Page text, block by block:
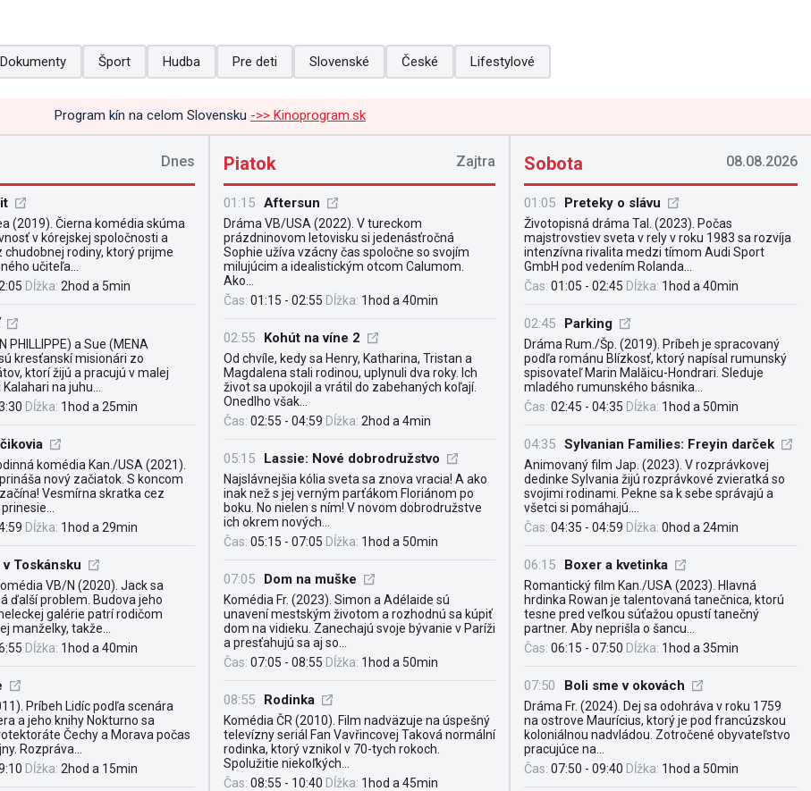
Dokumenty Šport Hudba Pre deti Slovenské České Lifestylové
Program kín na celom Slovensku ->> Kinoprogram.sk
Dnes
(2019). Čierna komédia skúma
v kórejskej spoločnosti a
chudobnej rodiny, ktorý prijme
učiteľa...
Dĺžka: 2hod a 5min
PHILLIPPE) a Sue (MENA
kresťanskí misionári zo
ktorí žijú a pracujú v malej
na juhu...
Dĺžka: 1hod a 25min
komédia Kan./USA (2021).
nový začiatok. S koncom
Vesmírna skratka cez
Dĺžka: 1hod a 29min
v Toskánsku
VB/N (2020). Jack sa
ďalší problem. Budova jeho
galérie patrí rodičom
manželky, takže...
Dĺžka: 1hod a 40min
Príbeh Lidíc podľa scenára
a jeho knihy Nokturno sa
Čechy a Morava počas
Rozpráva...
Dĺžka: 2hod a 15min
Piatok Zajtra
01:15 Aftersun
Dráma VB/USA (2022). V tureckom
prázdninovom letovisku si jedenásťročná
Sophie užíva vzácny čas spoločne so svojím
milujúcim a idealistickým otcom Calumom.
Ako...
Čas: 01:15 - 02:55 Dĺžka: 1hod a 40min
02:55 Kohút na víne 2
Od chvíle, kedy sa Henry, Katharina, Tristan a
Magdalena stali rodinou, uplynuli dva roky. Ich
život sa upokojil a vrátil do zabehaných koľají.
Onedlho však...
Čas: 02:55 - 04:59 Dĺžka: 2hod a 4min
05:15 Lassie: Nové dobrodružstvo
Najslávnejšia kólia sveta sa znova vracia! A ako
inak než s jej verným parťákom Floriánom po
boku. No nielen s ním! V novom dobrodružstve
ich okrem nových...
Čas: 05:15 - 07:05 Dĺžka: 1hod a 50min
07:05 Dom na muške
Komédia Fr. (2023). Simon a Adélaide sú
unavení mestským životom a rozhodnú sa kúpiť
dom na vidieku. Zanechajú svoje bývanie v Paríži
a presťahujú sa aj so...
Čas: 07:05 - 08:55 Dĺžka: 1hod a 50min
08:55 Rodinka
Komédia ČR (2010). Film nadväzuje na úspešný
televízny seriál Fan Vavřincovej Taková normální
rodinka, ktorý vznikol v 70-tych rokoch.
Spolužitie niekoľkých...
Čas: 08:55 - 10:40 Dĺžka: 1hod a 45min
Sobota 08.08.2026
01:05 Preteky o slávu
Životopisná dráma Tal. (2023). Počas
majstrovstiev sveta v rely v roku 1983 sa rozvíja
intenzívna rivalita medzi tímom Audi Sport
GmbH pod vedením Rolanda...
Čas: 01:05 - 02:45 Dĺžka: 1hod a 40min
02:45 Parking
Dráma Rum./Šp. (2019). Príbeh je spracovaný
podľa románu Blízkosť, ktorý napísal rumunský
spisovateľ Marin Malăicu-Hondrari. Sleduje
mladého rumunského básnika...
Čas: 02:45 - 04:35 Dĺžka: 1hod a 50min
04:35 Sylvanian Families: Freyin darček
Animovaný film Jap. (2023). V rozprávkovej
dedinke Sylvania žijú rozprávkové zvieratká so
svojimi rodinami. Pekne sa k sebe správajú a
všetci si pomáhajú....
Čas: 04:35 - 04:59 Dĺžka: 0hod a 24min
06:15 Boxer a kvetinka
Romantický film Kan./USA (2023). Hlavná
hrdinka Rowan je talentovaná tanečnica, ktorú
tesne pred veľkou súťažou opustí tanečný
partner. Aby neprišla o šancu...
Čas: 06:15 - 07:50 Dĺžka: 1hod a 35min
07:50 Boli sme v okovách
Dráma Fr. (2024). Dej sa odohráva v roku 1759
na ostrove Maurícius, ktorý je pod francúzskou
koloniálnou nadvládou. Zotročené obyvateľstvo
pracujúce na...
Čas: 07:50 - 09:40 Dĺžka: 1hod a 50min